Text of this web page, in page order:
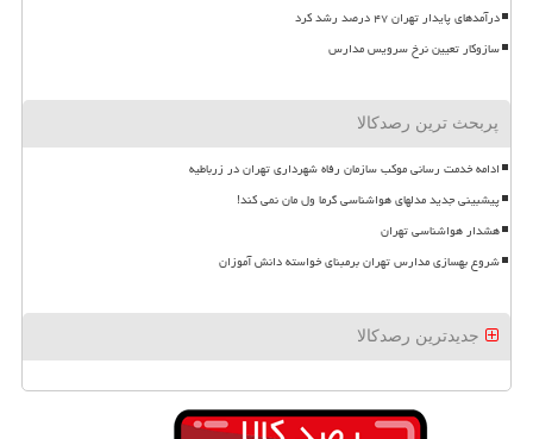
درآمدهای پایدار تهران ۴۷ درصد رشد کرد
سازوکار تعیین نرخ سرویس مدارس
پربحث ترین رصدکالا
ادامه خدمت رسانی موکب سازمان رفاه شهرداری تهران در زرباطیه
پیشبینی جدید مدلهای هواشناسی گرما ول مان نمی کند!
هشدار هواشناسی تهران
شروع بهسازی مدارس تهران برمبنای خواسته دانش آموزان
جدیدترین رصدکالا